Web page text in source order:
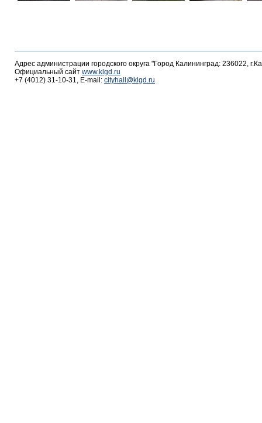
Адрес администрации городского округа "Город Калининград: 236022,
Официальный сайт www.klgd.ru
+7 (4012) 31-10-31, E-mail: cityhall@klgd.ru